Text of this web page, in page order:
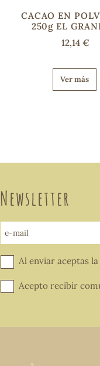
CACAO EN
250g EL
12,14 €
Ver más
Newsletter
e-mail
Al enviar aceptas la
Acepto recibir